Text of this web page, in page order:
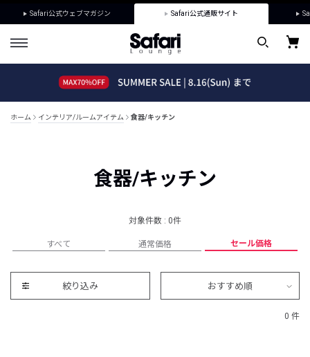
Safari公式ウェブマガジン Safari公式通販サイト
ホーム インテリア/ルームアイテム 食器/キッチン
食器/キッチン
対象件数 : 0件
すべて 通常価格 セール価格
絞り込み おすすめ順
0 件